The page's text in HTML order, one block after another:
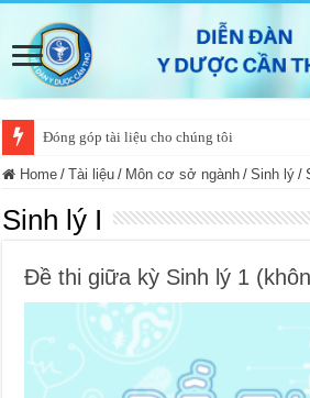
Đóng góp tài liệu cho chúng tôi
Home / Tài liệu / Môn cơ sở ngành / Sinh lý /
Sinh lý I
Đề thi giữa kỳ Sinh lý 1